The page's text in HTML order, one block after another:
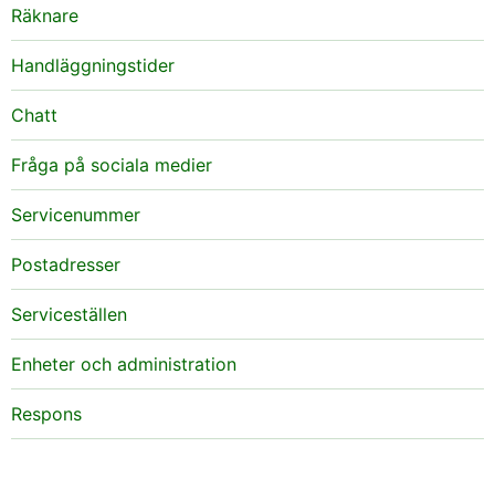
Räknare
Handläggningstider
Chatt
Fråga på sociala medier
Servicenummer
Postadresser
Serviceställen
Enheter och administration
Respons